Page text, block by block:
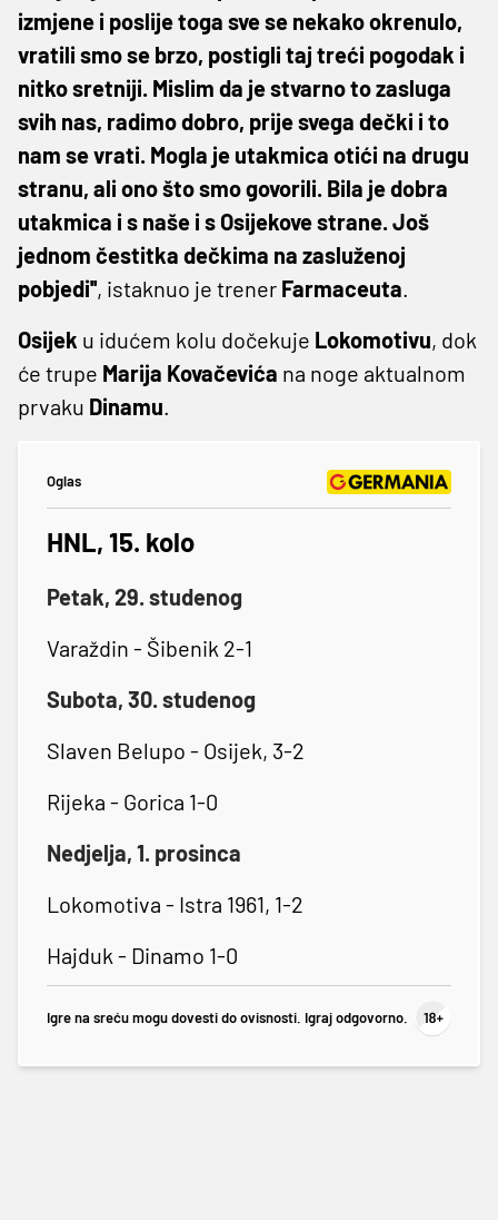
izmjene i poslije toga sve se nekako okrenulo,
vratili smo se brzo, postigli taj treći pogodak i
nitko sretniji. Mislim da je stvarno to zasluga
svih nas, radimo dobro, prije svega dečki i to
nam se vrati. Mogla je utakmica otići na drugu
stranu, ali ono što smo govorili. Bila je dobra
utakmica i s naše i s Osijekove strane. Još
jednom čestitka dečkima na zasluženoj
pobjedi'', istaknuo je trener Farmaceuta.
Osijek u idućem kolu dočekuje Lokomotivu, dok
će trupe Marija Kovačevića na noge aktualnom
prvaku Dinamu.
Oglas
HNL, 15. kolo
Petak, 29. studenog
Varaždin - Šibenik 2-1
Subota, 30. studenog
Slaven Belupo - Osijek, 3-2
Rijeka - Gorica 1-0
Nedjelja, 1. prosinca
Lokomotiva - Istra 1961, 1-2
Hajduk - Dinamo 1-0
Igre na sreću mogu dovesti do ovisnosti. Igraj odgovorno.